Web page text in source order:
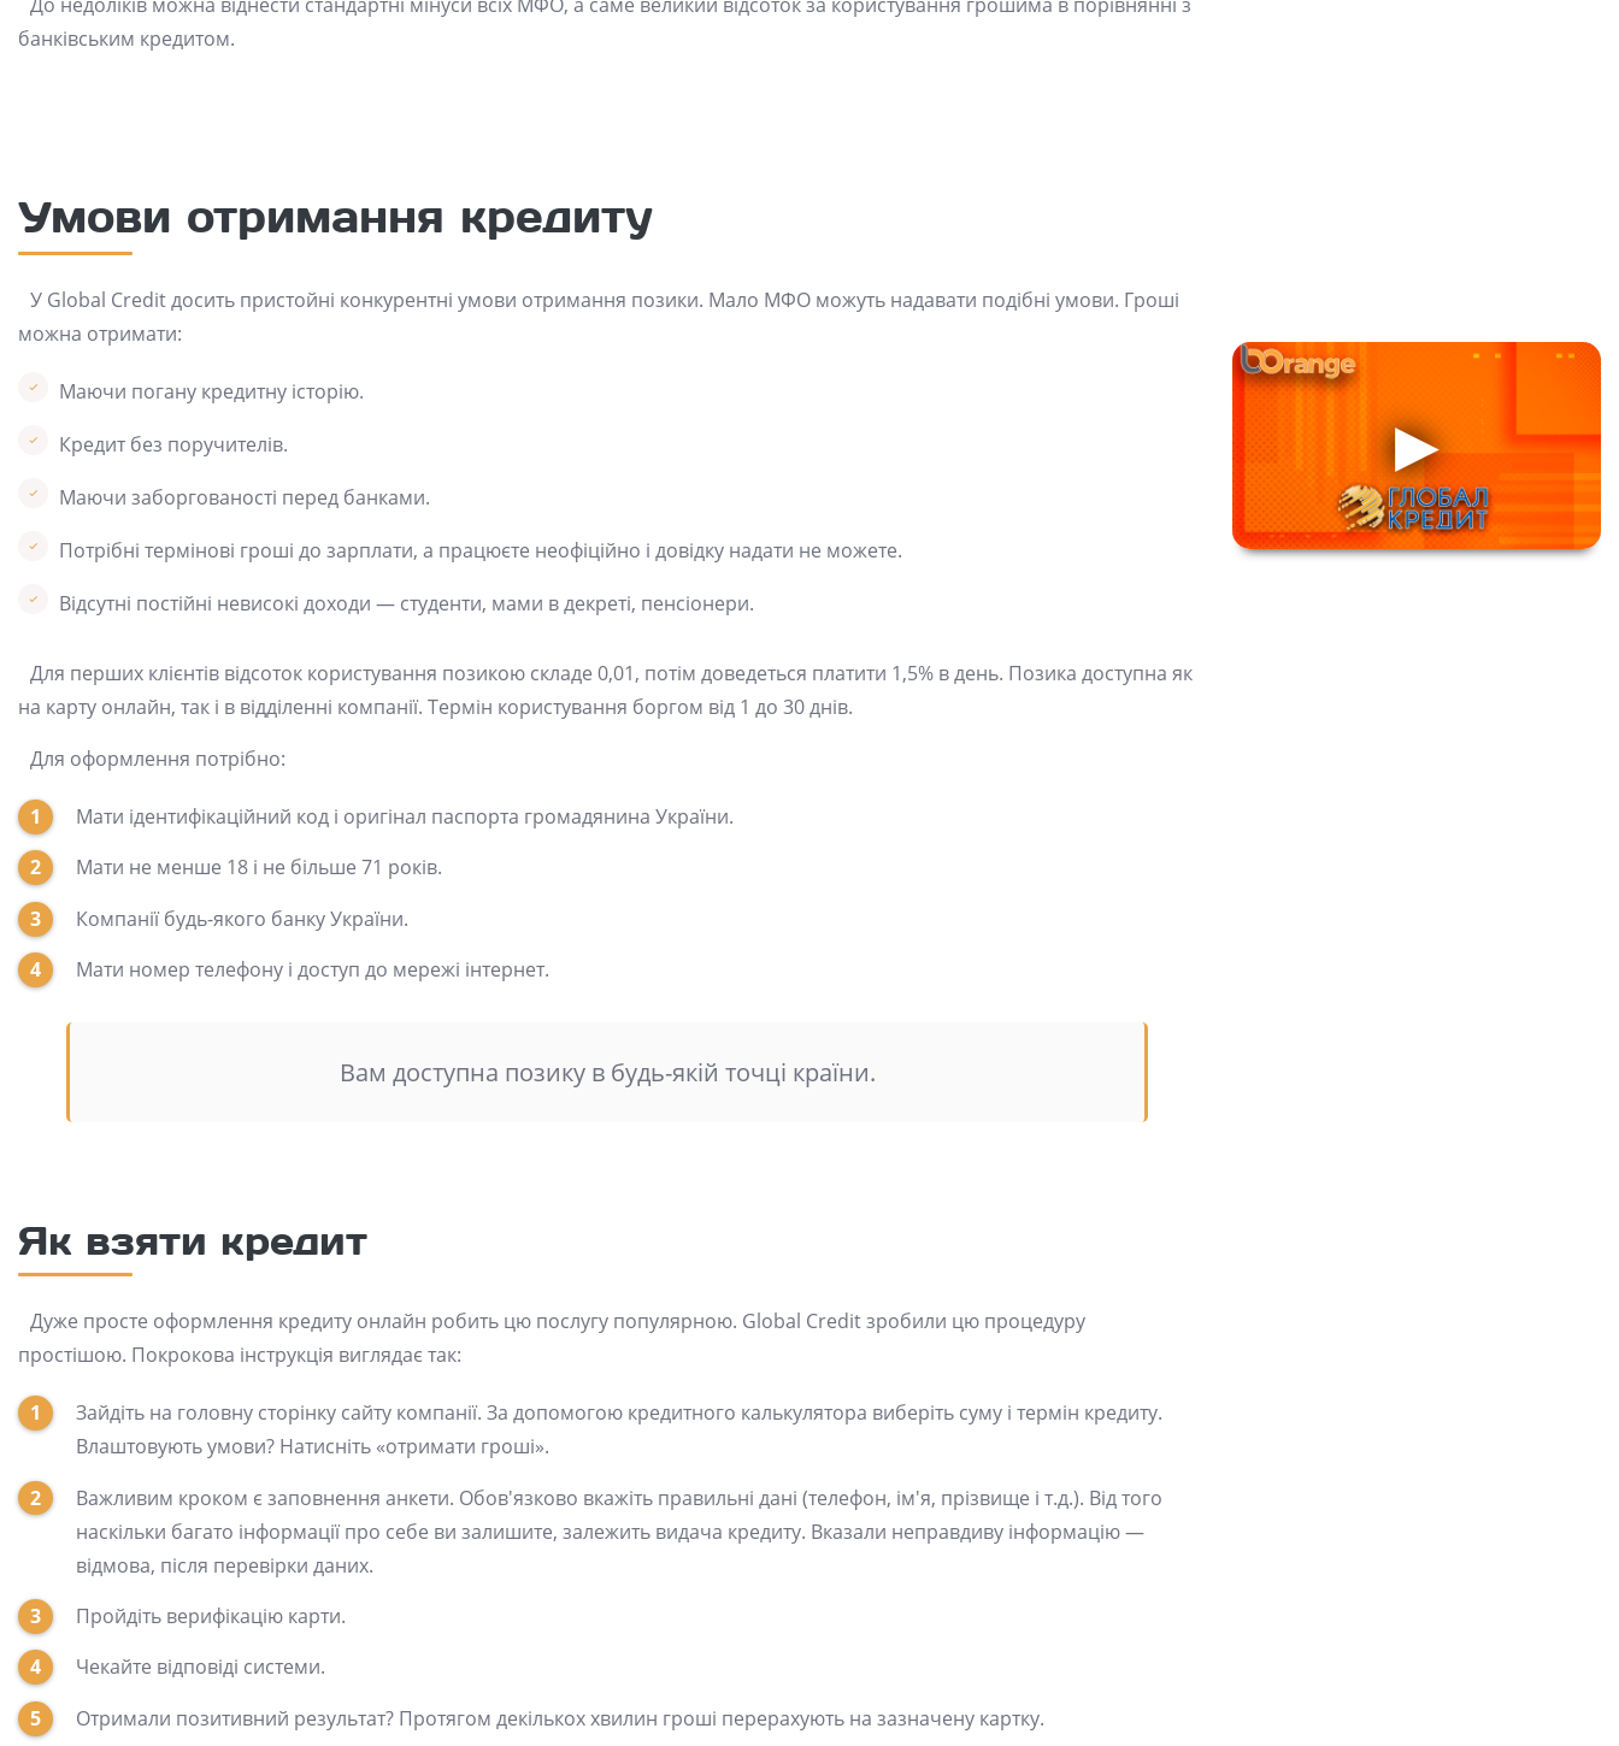
банківським кредитом.
Умови отримання кредиту
У Global Credit досить пристойні конкурентні умови отримання позики. Мало МФО можуть надавати подібні умови. Гроші
можна отримати:
Маючи погану кредитну історію.
Кредит без поручителів.
Маючи заборгованості перед банками.
Потрібні термінові гроші до зарплати, а працюєте неофіційно і довідку надати не можете.
Відсутні постійні невисокі доходи — студенти, мами в декреті, пенсіонери.
Для перших клієнтів відсоток користування позикою складе 0,01, потім доведеться платити 1,5% в день. Позика доступна як
на карту онлайн, так і в відділенні компанії. Термін користування боргом від 1 до 30 днів.
Для оформлення потрібно:
Мати ідентифікаційний код і оригінал паспорта громадянина України.
Мати не менше 18 і не більше 71 років.
Компанії будь-якого банку України.
Мати номер телефону і доступ до мережі інтернет.
Вам доступна позику в будь-якій точці країни.
Як взяти кредит
Дуже просте оформлення кредиту онлайн робить цю послугу популярною. Global Credit зробили цю процедуру
простішою. Покрокова інструкція виглядає так:
Зайдіть на головну сторінку сайту компанії. За допомогою кредитного калькулятора виберіть суму і термін кредиту.
Влаштовують умови? Натисніть «отримати гроші».
Важливим кроком є ​​заповнення анкети. Обов'язково вкажіть правильні дані (телефон, ім'я, прізвище і т.д.). Від того
наскільки багато інформації про себе ви залишите, залежить видача кредиту. Вказали неправдиву інформацію —
відмова, після перевірки даних.
Пройдіть верифікацію карти.
Чекайте відповіді системи.
Отримали позитивний результат? Протягом декількох хвилин гроші перерахують на зазначену картку.